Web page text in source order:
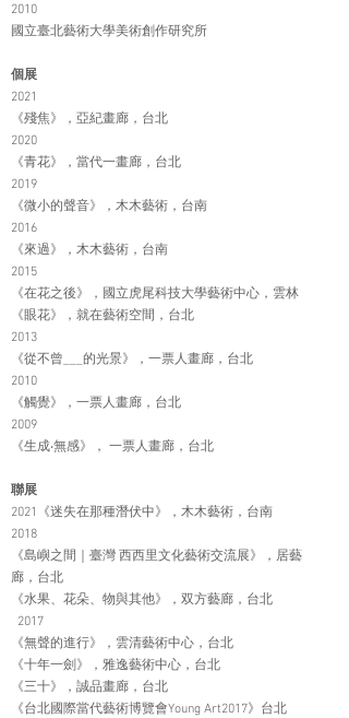
2010
國立臺北藝術大學美術創作研究所
個展
2021
《殘焦》，亞紀畫廊，台北
2020
《青花》，當代一畫廊，台北
2019
《微小的聲音》，木木藝術，台南
2016
《來過》，木木藝術，台南
2015
《在花之後》，國立虎尾科技大學藝術中心，雲林
《眼花》，就在藝術空間，台北
2013
《從不曾___的光景》，一票人畫廊，台北
2010
《觸覺》，一票人畫廊，台北
2009
《生成‧無感》， 一票人畫廊，台北
聯展
2021《迷失在那種潛伏中》，木木藝術，台南
2018
《島嶼之間｜臺灣 西西里文化藝術交流展》，居藝
廊，台北
《水果、花朵、物與其他》，双方藝廊，台北
2017
《無聲的進行》，雲清藝術中心，台北
《十年一劍》，雅逸藝術中心，台北
《三十》，誠品畫廊，台北
《台北國際當代藝術博覽會Young Art2017》台北